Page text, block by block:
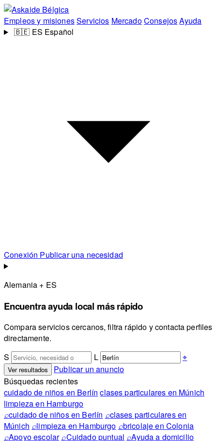
Bélgica
Empleos y misionesServicios MercadoConsejosAyuda
🇧🇪 ES Español
Conexión Publicar una necesidad
Alemania + ES
Encuentra ayuda local más rápido
Compara servicios cercanos, filtra rápido y contacta perfiles
directamente.
S
L ⌖
Ver resultados
Publicar un anuncio
Búsquedas recientes
cuidado de niños en Berlín clases particulares en Múnich
limpieza en Hamburgo
⌕cuidado de niños en Berlín ⌕clases particulares en
Múnich ⌕limpieza en Hamburgo ⌕bricolaje en Colonia
⌕Apoyo escolar ⌕Cuidado puntual ⌕Ayuda a domicilio